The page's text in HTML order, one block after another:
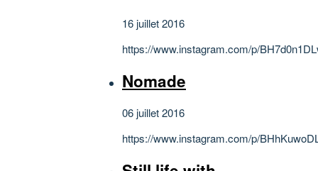
16 juillet 2016
https://www.instagram.com/p/
Nomade
06 juillet 2016
https://www.instagram.com/p/